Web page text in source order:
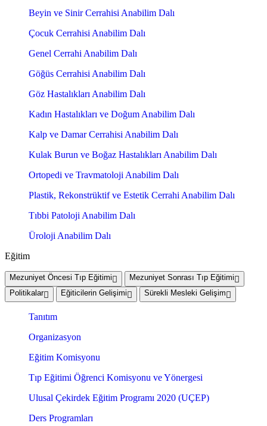
Beyin ve Sinir Cerrahisi Anabilim Dalı
Çocuk Cerrahisi Anabilim Dalı
Genel Cerrahi Anabilim Dalı
Göğüs Cerrahisi Anabilim Dalı
Göz Hastalıkları Anabilim Dalı
Kadın Hastalıkları ve Doğum Anabilim Dalı
Kalp ve Damar Cerrahisi Anabilim Dalı
Kulak Burun ve Boğaz Hastalıkları Anabilim Dalı
Ortopedi ve Travmatoloji Anabilim Dalı
Plastik, Rekonstrüktif ve Estetik Cerrahi Anabilim Dalı
Tıbbi Patoloji Anabilim Dalı
Üroloji Anabilim Dalı
Eğitim
Mezuniyet Öncesi Tıp Eğitimi
Mezuniyet Sonrası Tıp Eğitimi
Politikalar
Eğiticilerin Gelişimi Sürekli Mesleki Gelişim
Tanıtım
Organizasyon
Eğitim Komisyonu
Tıp Eğitimi Öğrenci Komisyonu ve Yönergesi
Ulusal Çekirdek Eğitim Programı 2020 (UÇEP)
Ders Programları